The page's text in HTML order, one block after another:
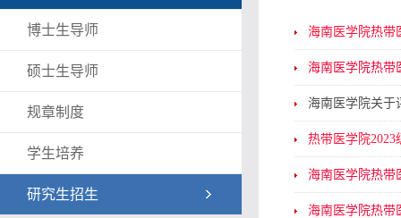
博士生导师
硕士生导师
规章制度
学生培养
研究生招生
海南医学院热带
海南医学院热带
海南医学院关于
热带医学院
海南医学院热带
海南医学院热带